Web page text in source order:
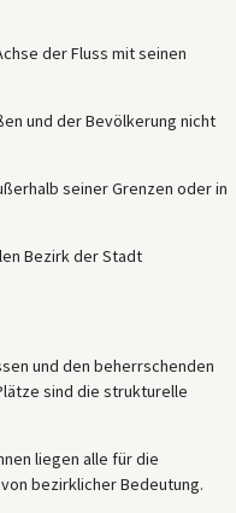
der Fluss mit seinen
und der Bevölkerung nicht
seiner Grenzen oder in
Bezirk der Stadt
und den beherrschenden
sind die strukturelle
liegen alle für die
bezirklicher Bedeutung.